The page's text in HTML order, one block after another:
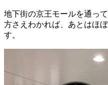
地下街の京王モールを通っ
方さえわかれば、あとはほ
す。